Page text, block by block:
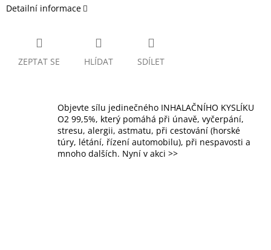
Detailní informace
ZEPTAT SE HLÍDAT SDÍLET
Objevte sílu jedinečného INHALAČNÍHO KYSLÍKU
O2 99,5%, který pomáhá při únavě, vyčerpání,
stresu, alergii, astmatu, při cestování (horské
túry, létání, řízení automobilu), při nespavosti a
mnoho dalších. Nyní v akci >>